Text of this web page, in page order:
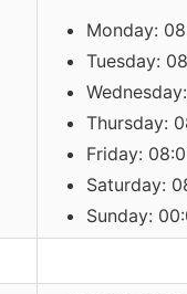
Monday:
Tuesday:
Thursday:
Friday:
Saturday:
Sunday: